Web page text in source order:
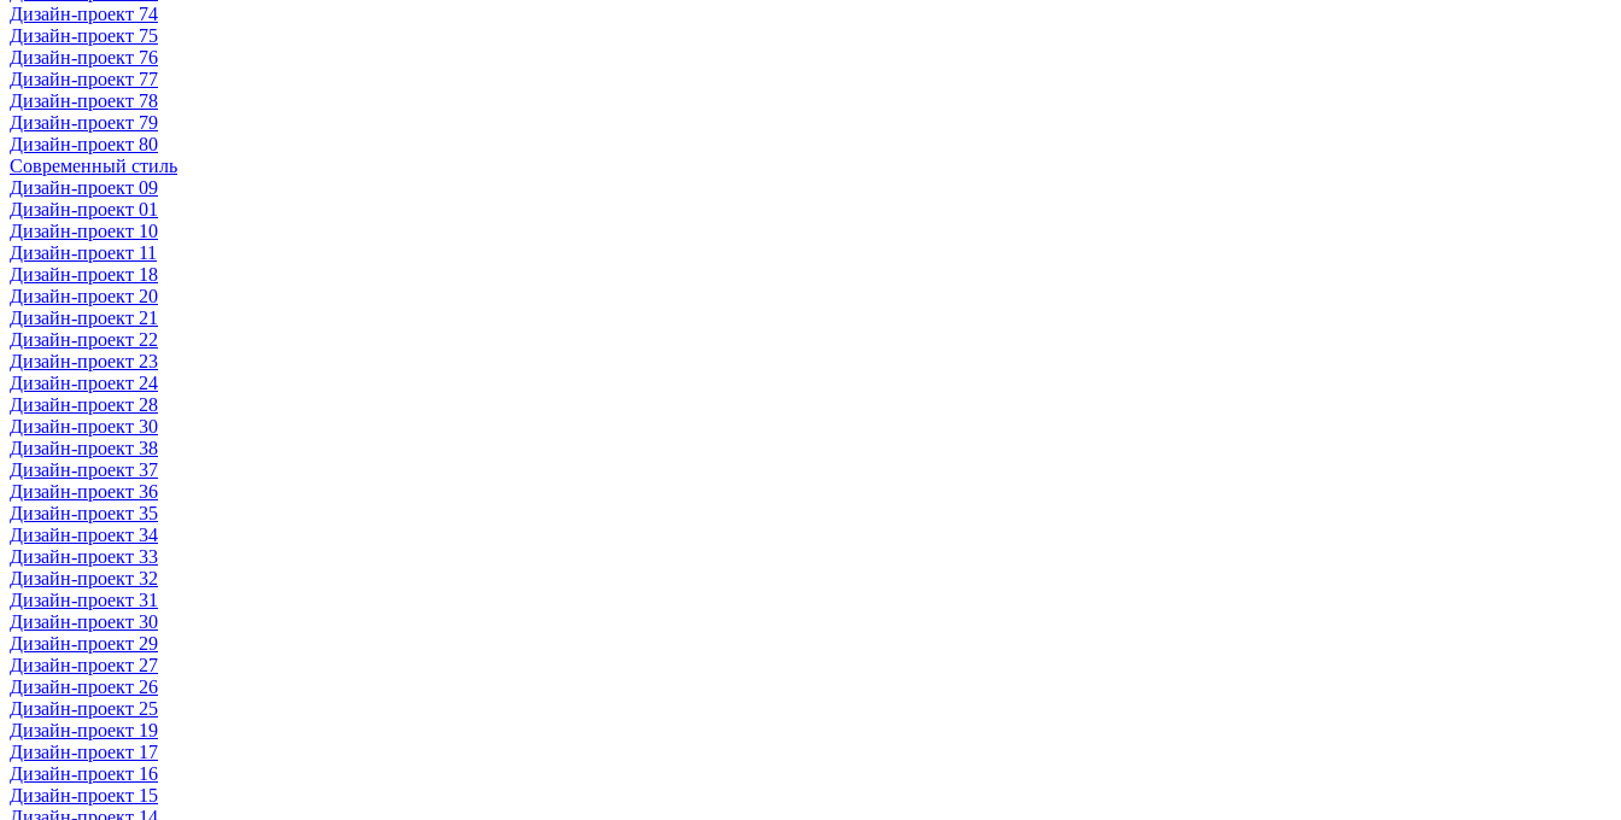
Дизайн-проект 74
Дизайн-проект 75
Дизайн-проект 76
Дизайн-проект 77
Дизайн-проект 78
Дизайн-проект 79
Дизайн-проект 80
Современный стиль
Дизайн-проект 09
Дизайн-проект 01
Дизайн-проект 10
Дизайн-проект 11
Дизайн-проект 18
Дизайн-проект 20
Дизайн-проект 21
Дизайн-проект 22
Дизайн-проект 23
Дизайн-проект 24
Дизайн-проект 28
Дизайн-проект 30
Дизайн-проект 38
Дизайн-проект 37
Дизайн-проект 36
Дизайн-проект 35
Дизайн-проект 34
Дизайн-проект 33
Дизайн-проект 32
Дизайн-проект 31
Дизайн-проект 30
Дизайн-проект 29
Дизайн-проект 27
Дизайн-проект 26
Дизайн-проект 25
Дизайн-проект 19
Дизайн-проект 17
Дизайн-проект 16
Дизайн-проект 15